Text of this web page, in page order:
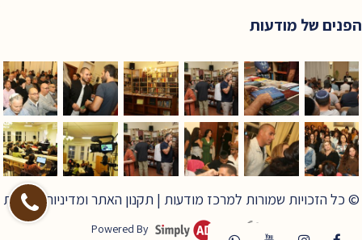
הפנים של מודעות
© כל הזכויות שמורות למרכז מודעות | תקנון האתר ומדיניות פרטיות
Powered By